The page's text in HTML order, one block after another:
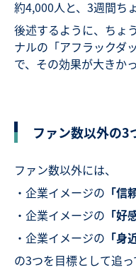
約4,000人と、3週間ち
後述するように、ちょ
ナルの「アフラックダ
で、その効果が大きか
ファン数以外の3
ファン数以外には、
・企業イメージの 「信
・企業イメージの 「好
・企業イメージの 「身
の3つを目標として追っ